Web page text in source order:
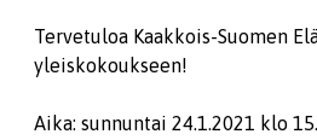
Tervetuloa Kaakkois-Suomen
yleiskokoukseen!
Aika: sunnuntai 24.1.2021 klo